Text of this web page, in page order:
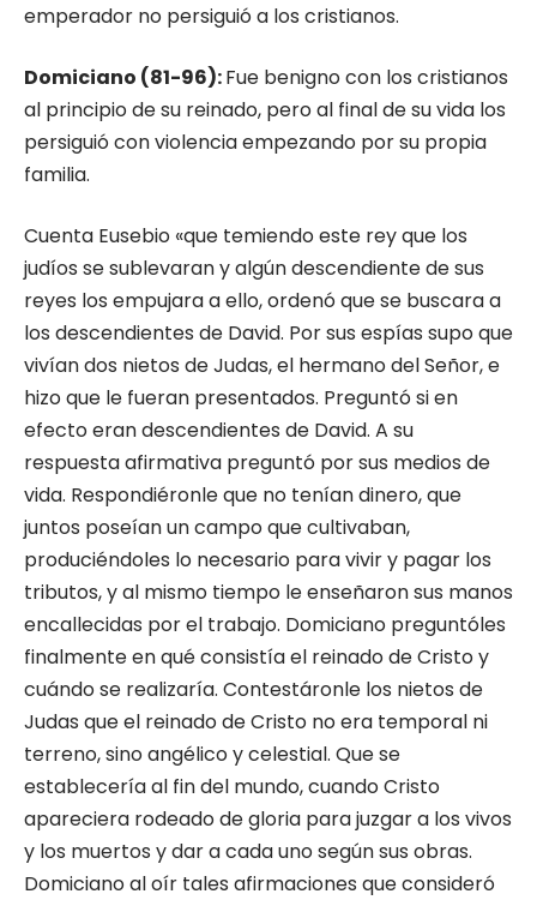
emperador no persiguió a los cristianos.
Domiciano (81-96):Fue benigno con los cristianos
al principio de su reinado, pero al final de su vida los
persiguió con violencia em­pezando por su propia
familia.
Cuenta Eusebio «que temiendo este rey que los
judíos se sublevaran y algún descendiente de sus
reyes los empujara a ello, ordenó que se buscara a
los descendientes de David. Por sus espías supo que
vivían dos nietos de Judas, el hermano del Señor, e
hizo que le fueran pre­sentados. Preguntó si en
efecto eran descen­dientes de David. A su
respuesta afirmativa preguntó por sus medios de
vida. Respondié­ronle que no tenían dinero, que
juntos poseían un campo que cultivaban,
produciéndoles lo necesario para vivir y pagar los
tributos, y al mismo tiempo le enseñaron sus manos
enca­llecidas por el trabajo. Domiciano preguntóles
finalmente en qué consistía el reinado de Cristo y
cuándo se realizaría. Contestáronle los nietos de
Judas que el reinado de Cristo no era tem­poral ni
terreno, sino angélico y celestial. Que se
establecería al fin del mundo, cuando Cristo
apareciera rodeado de gloria para juzgar a los vivos
y los muertos y dar a cada uno según sus obras.
Domiciano al oír tales afirmaciones que consideró